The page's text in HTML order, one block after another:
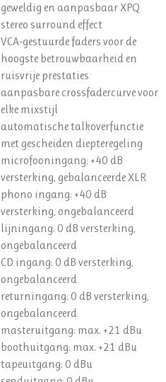
geweldig en aanpasbaar XPQ
stereo surround effect
VCA-gestuurde faders voor de
hoogste betrouwbaarheid en
ruisvrije prestaties
aanpasbare crossfadercurve voor
elke mixstijl
automatische talkoverfunctie
met gescheiden diepteregeling
microfooningang: +40 dB
versterking, gebalanceerde XLR
phono ingang: +40 dB
versterking, ongebalanceerd
lijningang: 0 dB versterking,
ongebalanceerd
CD ingang: 0 dB versterking,
ongebalanceerd
returningang: 0 dB versterking,
ongebalanceerd
masteruitgang: max. +21 dBu
boothuitgang: max. +21 dBu
tapeuitgang: 0 dBu